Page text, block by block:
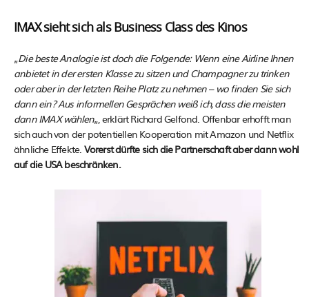
IMAX sieht sich als Business Class des Kinos
„Die beste Analogie ist doch die Folgende: Wenn eine Airline Ihnen
anbietet in der ersten Klasse zu sitzen und Champagner zu trinken
oder aber in der letzten Reihe Platz zu nehmen – wo finden Sie sich
dann ein? Aus informellen Gesprächen weiß ich, dass die meisten
dann IMAX wählen„, erklärt Richard Gelfond. Offenbar erhofft man
sich auch von der potentiellen Kooperation mit Amazon und Netflix
ähnliche Effekte. Vorerst dürfte sich die Partnerschaft aber dann wohl
auf die USA beschränken.